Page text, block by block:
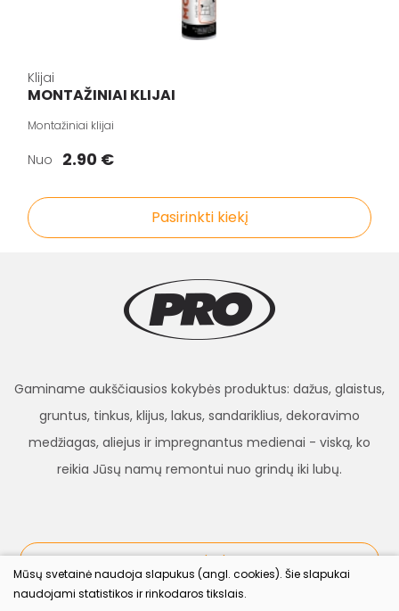
Klijai
MONTAŽINIAI KLIJAI
Montažiniai klijai
Nuo 2.90 €
Pasirinkti kiekį
Gaminame aukščiausios kokybės produktus: dažus, glaistus,
gruntus, tinkus, klijus, lakus, sandariklius, dekoravimo
medžiagas, aliejus ir impregnantus medienai - viską, ko
reikia Jūsų namų remontui nuo grindų iki lubų.
procolor.lt
Mūsų svetainė naudoja slapukus (angl. cookies). Šie slapukai
naudojami statistikos ir rinkodaros tikslais.